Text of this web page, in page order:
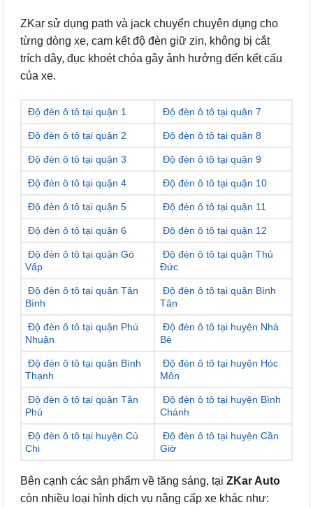
ZKar sử dụng path và jack chuyển chuyên dụng cho
từng dòng xe, cam kết độ đèn giữ zin, không bị cắt
trích dây, đục khoét chóa gây ảnh hưởng đến kết cấu
của xe.
Độ đèn ô tô tại quận 1 Độ đèn ô tô tại quận 7
Độ đèn ô tô tại quận 2 Độ đèn ô tô tại quận 8
Độ đèn ô tô tại quận 3 Độ đèn ô tô tại quận 9
Độ đèn ô tô tại quận 4 Độ đèn ô tô tại quận 10
Độ đèn ô tô tại quận 5 Độ đèn ô tô tại quận 11
Độ đèn ô tô tại quận 6 Độ đèn ô tô tại quận 12
Độ đèn ô tô tại quận Gò
Vấp
Độ đèn ô tô tại quận Thủ
Đức
Độ đèn ô tô tại quận Tân
Bình
Độ đèn ô tô tại quận Bình
Tân
Độ đèn ô tô tại quận Phú
Nhuận
Độ đèn ô tô tại huyện Nhà
Bè
Độ đèn ô tô tại quận Bình
Thạnh
Độ đèn ô tô tại huyện Hóc
Môn
Độ đèn ô tô tại quận Tân
Phú
Độ đèn ô tô tại huyện Bình
Chánh
Độ đèn ô tô tại huyện Củ
Chi
Độ đèn ô tô tại huyện Cần
Giờ
Bên cạnh các sản phẩm về tăng sáng, tại ZKar Auto
còn nhiều loại hình dịch vụ nâng cấp xe khác như: